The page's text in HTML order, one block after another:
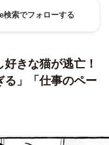
検索でフォローする
好きな猫が逃亡！
る」「仕事のペー